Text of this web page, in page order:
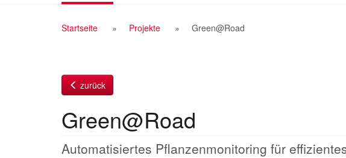
Breadcrumb
Startseite Projekte Green@Road
zurück
Green@Road
Automatisiertes Pflanzenmonitoring für